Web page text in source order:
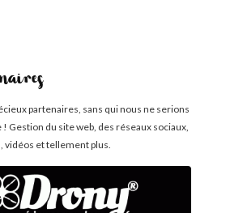
partenaires, sans qui nous ne serions
! Gestion du site web, des réseaux sociaux,
vidéos et tellement plus.